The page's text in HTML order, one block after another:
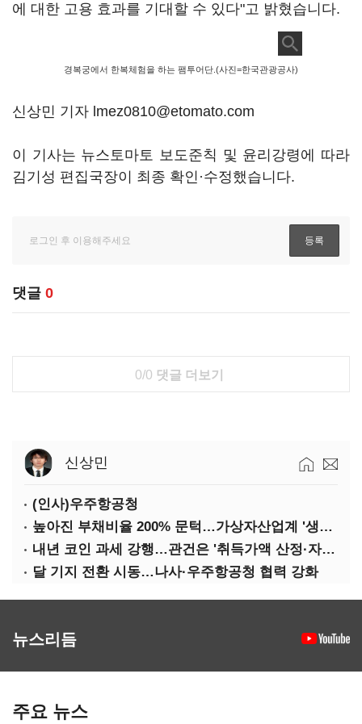
에 대한 고용 효과를 기대할 수 있다"고 밝혔습니다.
경복궁에서 한복체험을 하는 팸투어단.(사진=한국관광공사)
신상민 기자 lmez0810@etomato.com
이 기사는 뉴스토마토 보도준칙 및 윤리강령에 따라
김기성 편집국장이 최종 확인·수정했습니다.
댓글 0
0/0 댓글 더보기
신상민
(인사)우주항공청
높아진 부채비율 200% 문턱…가상자산업계 '생존 시험대'
내년 코인 과세 강행…관건은 '취득가액 산정·자산 이동'
달 기지 전환 시동…나사·우주항공청 협력 강화
뉴스리듬
주요 뉴스